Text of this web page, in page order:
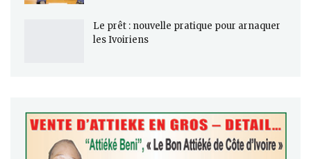
Le prêt : nouvelle pratique pour arnaquer
les Ivoiriens